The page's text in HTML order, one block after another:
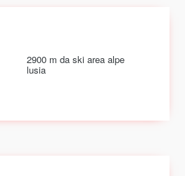
2900 m da ski area alpe
lusia